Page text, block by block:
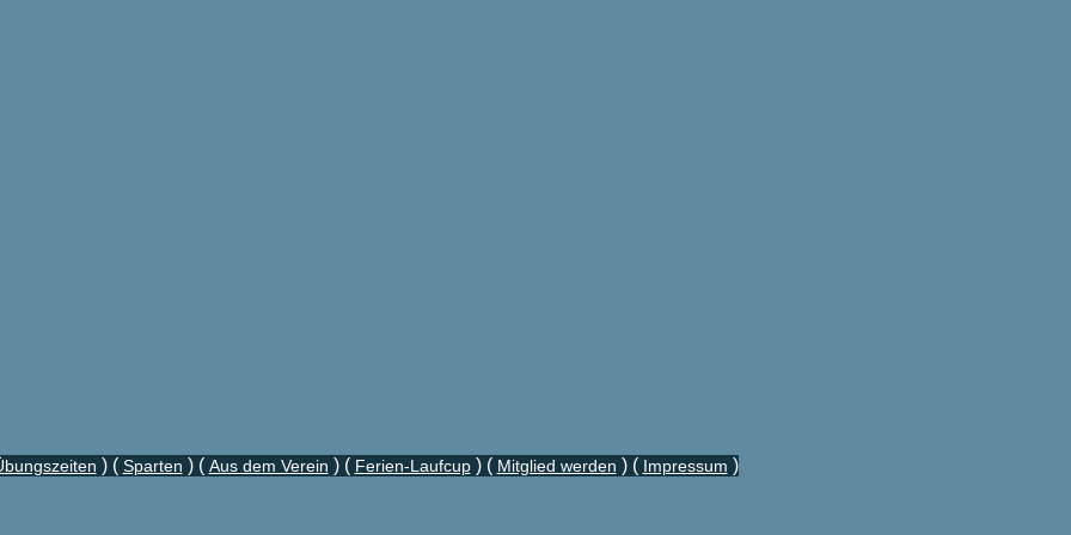
) ( Sparten ) ( Aus dem Verein ) ( Ferien-Laufcup) ( Mitglied werden ) ( Impressum )